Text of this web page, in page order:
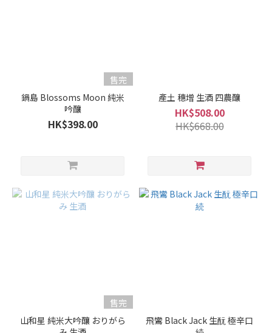
售完
鍋島 Blossoms Moon 純米
吟釀
HK$398.00
產土 穗增 生酒 四農釀
HK$508.00
HK$668.00
售完
山和星 純米大吟釀 おりがら
飛鸞 Black Jack 生酛 極辛口